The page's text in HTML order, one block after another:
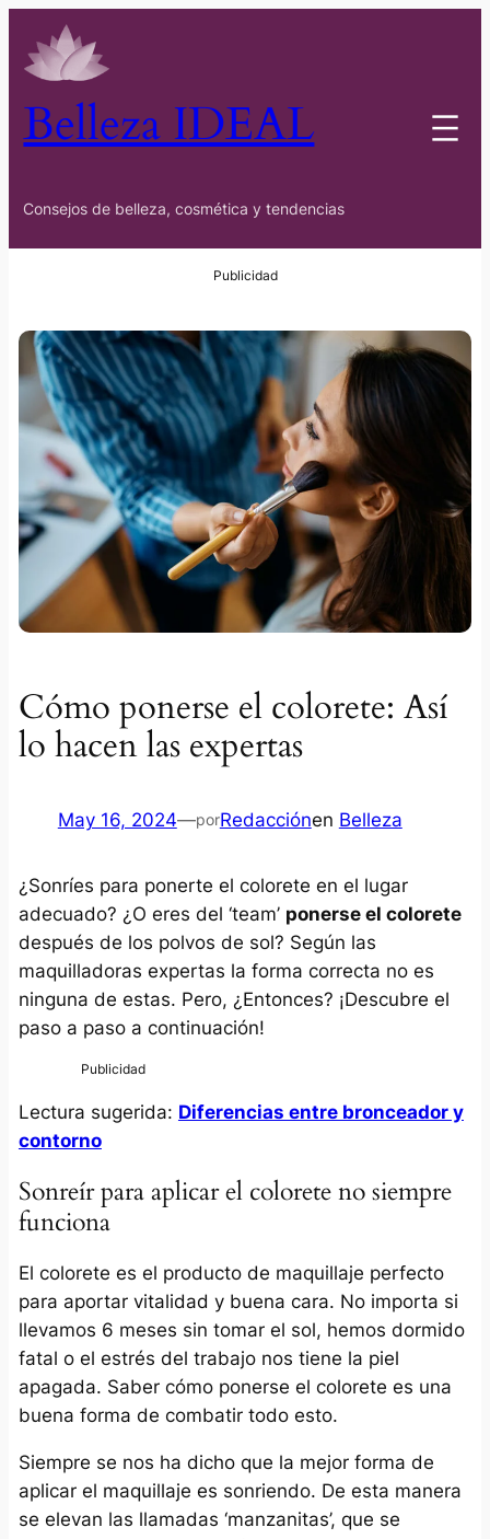
Belleza IDEAL
Consejos de belleza, cosmética y tendencias
Cómo ponerse el colorete: Así
lo hacen las expertas
May 16, 2024—porRedacciónen Belleza
¿Sonríes para ponerte el colorete en el lugar
adecuado? ¿O eres del ‘team’ ponerse el colorete
después de los polvos de sol? Según las
maquilladoras expertas la forma correcta no es
ninguna de estas. Pero, ¿Entonces? ¡Descubre el
paso a paso a continuación!
Lectura sugerida: Diferencias entre bronceador y
contorno
Sonreír para aplicar el colorete no siempre
funciona
El colorete es el producto de maquillaje perfecto
para aportar vitalidad y buena cara. No importa si
llevamos 6 meses sin tomar el sol, hemos dormido
fatal o el estrés del trabajo nos tiene la piel
apagada. Saber cómo ponerse el colorete es una
buena forma de combatir todo esto.
Siempre se nos ha dicho que la mejor forma de
aplicar el maquillaje es sonriendo. De esta manera
se elevan las llamadas ‘manzanitas’, que se